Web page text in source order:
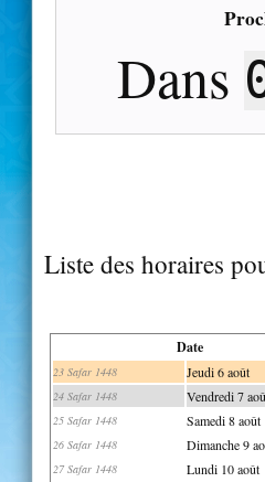
Dans
Liste des horaires
Date
23 Safar 1448 Jeudi 6 août
24 Safar 1448 Vendredi 7
25 Safar 1448 Samedi 8 août
26 Safar 1448 Dimanche 9
27 Safar 1448 Lundi 10 août